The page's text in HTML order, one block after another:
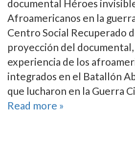
documental Héroes
Afroamericanos en la
Centro Social Recuperado
proyección del documental,
experiencia de los
integrados en el Batallón
que lucharon en la Guerra
Read more »